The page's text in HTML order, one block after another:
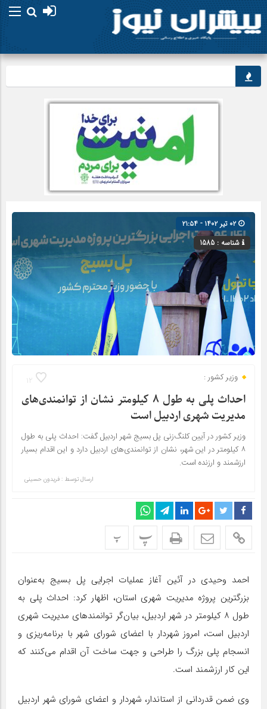
شناسه : 1585
12 وزیر کشور :
احداث پلی به طول ۸ کیلومتر نشان از توانمندی‌های
مدیریت شهری اردبیل است
وزیر کشور در آیین کلنگ‌زنی پل بسیج شهر اردبیل گفت: احداث پلی به طول
۸ کیلومتر در این شهر، نشان از توانمندی‌های اردبیل دارد و این اقدام بسیار
ارزشمند و ارزنده است.
ارسال توسط : فریدون حسینی
پ پ
احمد وحیدی در آئین آغاز عملیات اجرایی پل بسیج به‌عنوان
بزرگترین پروژه مدیریت شهری استان، اظهار کرد: احداث پلی به
طول ۸ کیلومتر در شهر اردبیل، بیان‌گر توانمندهای مدیریت شهری
اردبیل است، امروز شهردار با اعضای شورای شهر با برنامه‌ریزی و
انسجام پلی بزرگ را طراحی و جهت ساخت آن اقدام می‌کنند که
این کار ارزشمند است.
وی ضمن قدردانی از استاندار، شهردار و اعضای شورای شهر اردبیل